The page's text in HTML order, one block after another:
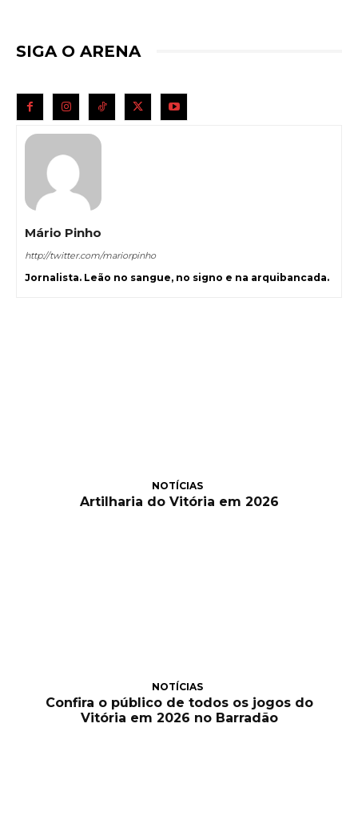
SIGA O ARENA
Mário Pinho
http://twitter.com/mariorpinho
Jornalista. Leão no sangue, no signo e na arquibancada.
NOTÍCIAS
Artilharia do Vitória em 2026
NOTÍCIAS
Confira o público de todos os jogos do
Vitória em 2026 no Barradão